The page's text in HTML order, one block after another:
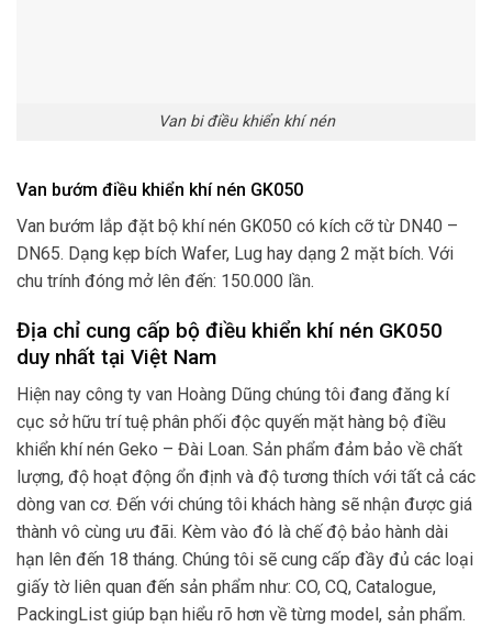
Van bi điều khiển khí nén
Van bướm điều khiển khí nén GK050
Van bướm lắp đặt bộ khí nén GK050 có kích cỡ từ DN40 –
DN65. Dạng kẹp bích Wafer, Lug hay dạng 2 mặt bích. Với
chu trính đóng mở lên đến: 150.000 lần.
Địa chỉ cung cấp bộ điều khiển khí nén GK050
duy nhất tại Việt Nam
Hiện nay công ty van Hoàng Dũng chúng tôi đang đăng kí
cục sở hữu trí tuệ phân phối độc quyến mặt hàng bộ điều
khiển khí nén Geko – Đài Loan. Sản phẩm đảm bảo về chất
lượng, độ hoạt động ổn định và độ tương thích với tất cả các
dòng van cơ. Đến với chúng tôi khách hàng sẽ nhận được giá
thành vô cùng ưu đãi. Kèm vào đó là chế độ bảo hành dài
hạn lên đến 18 tháng. Chúng tôi sẽ cung cấp đầy đủ các loại
giấy tờ liên quan đến sản phẩm như: CO, CQ, Catalogue,
PackingList giúp bạn hiểu rõ hơn về từng model, sản phẩm.